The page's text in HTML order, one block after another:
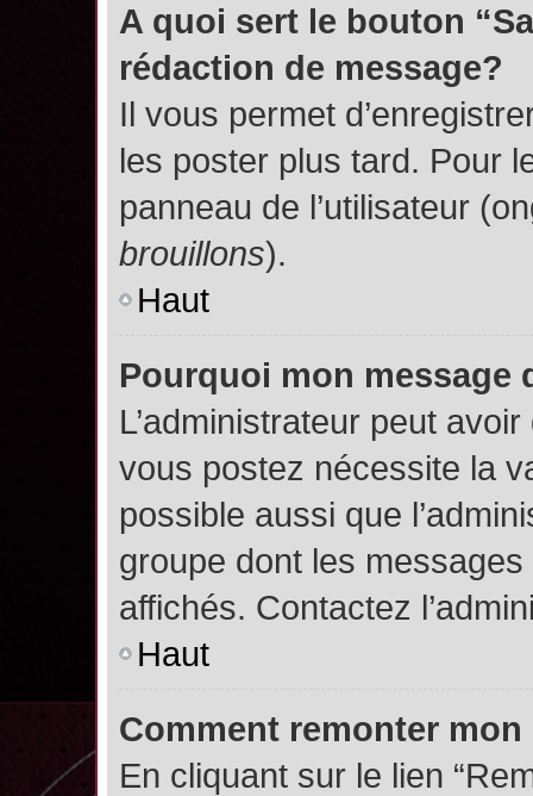
A quoi sert le bouton
rédaction de message?
Il vous permet
les poster plus tard. Pour
panneau de l’utilisateur
brouillons).
Haut
Pourquoi mon message
L’administrateur peut
vous postez nécessite la
possible aussi que
groupe dont les
affichés. Contactez
Haut
Comment remonter
En cliquant sur le lien